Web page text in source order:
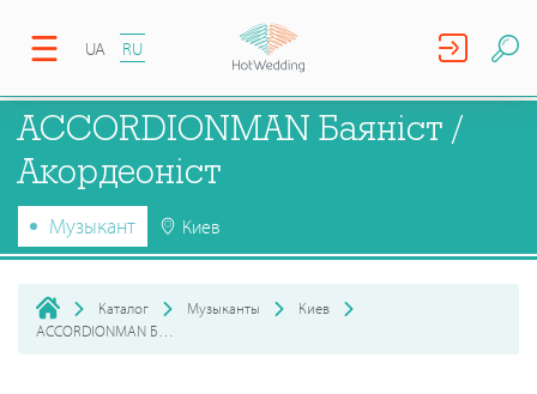
UA RU
ACCORDIONMAN Баяніст /
Акордеоніст
Музыкант Киев
Каталог Музыканты
Киев